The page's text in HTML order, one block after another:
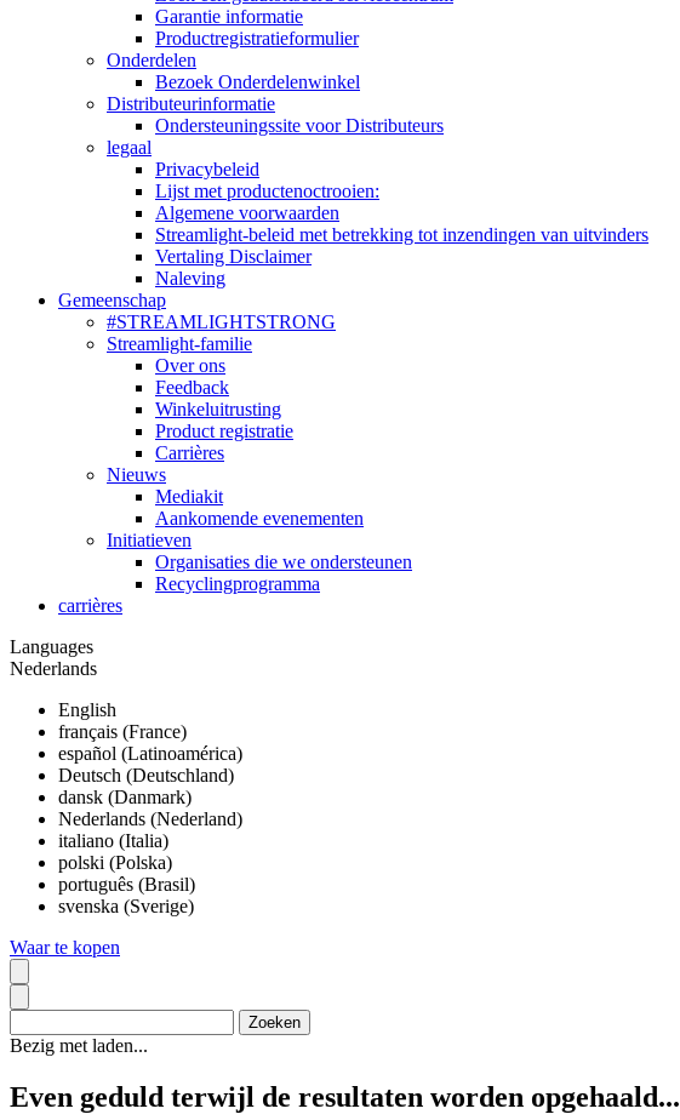
Garantie informatie
Productregistratieformulier
Onderdelen
Bezoek Onderdelenwinkel
Distributeurinformatie
Ondersteuningssite voor Distributeurs
legaal
Privacybeleid
Lijst met productenoctrooien:
Algemene voorwaarden
Streamlight-beleid met betrekking tot inzendingen van uitvinders
Vertaling Disclaimer
Naleving
Gemeenschap
#STREAMLIGHTSTRONG
Streamlight-familie
Over ons
Feedback
Winkeluitrusting
Product registratie
Carrières
Nieuws
Mediakit
Aankomende evenementen
Initiatieven
Organisaties die we ondersteunen
Recyclingprogramma
carrières
Languages
Nederlands
English
français (France)
español (Latinoamérica)
Deutsch (Deutschland)
dansk (Danmark)
Nederlands (Nederland)
italiano (Italia)
polski (Polska)
português (Brasil)
svenska (Sverige)
Waar te kopen
Bezig met laden...
Even geduld terwijl de resultaten worden opgehaald...